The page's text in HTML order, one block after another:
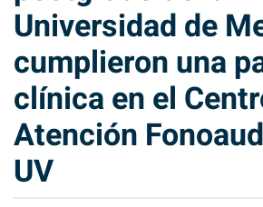
Universidad de
cumplieron una
clínica en el
Atención
UV